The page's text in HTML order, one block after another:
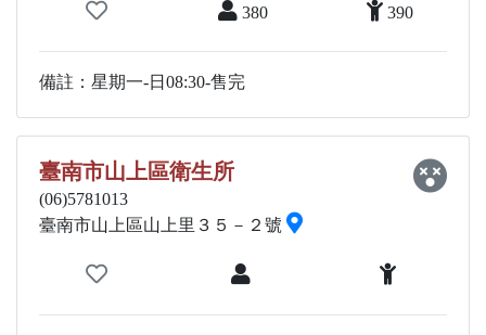
380 390
備註：星期一-日08:30-售完
臺南市山上區衛生所
(06)5781013
臺南市山上區山上里３５－２號